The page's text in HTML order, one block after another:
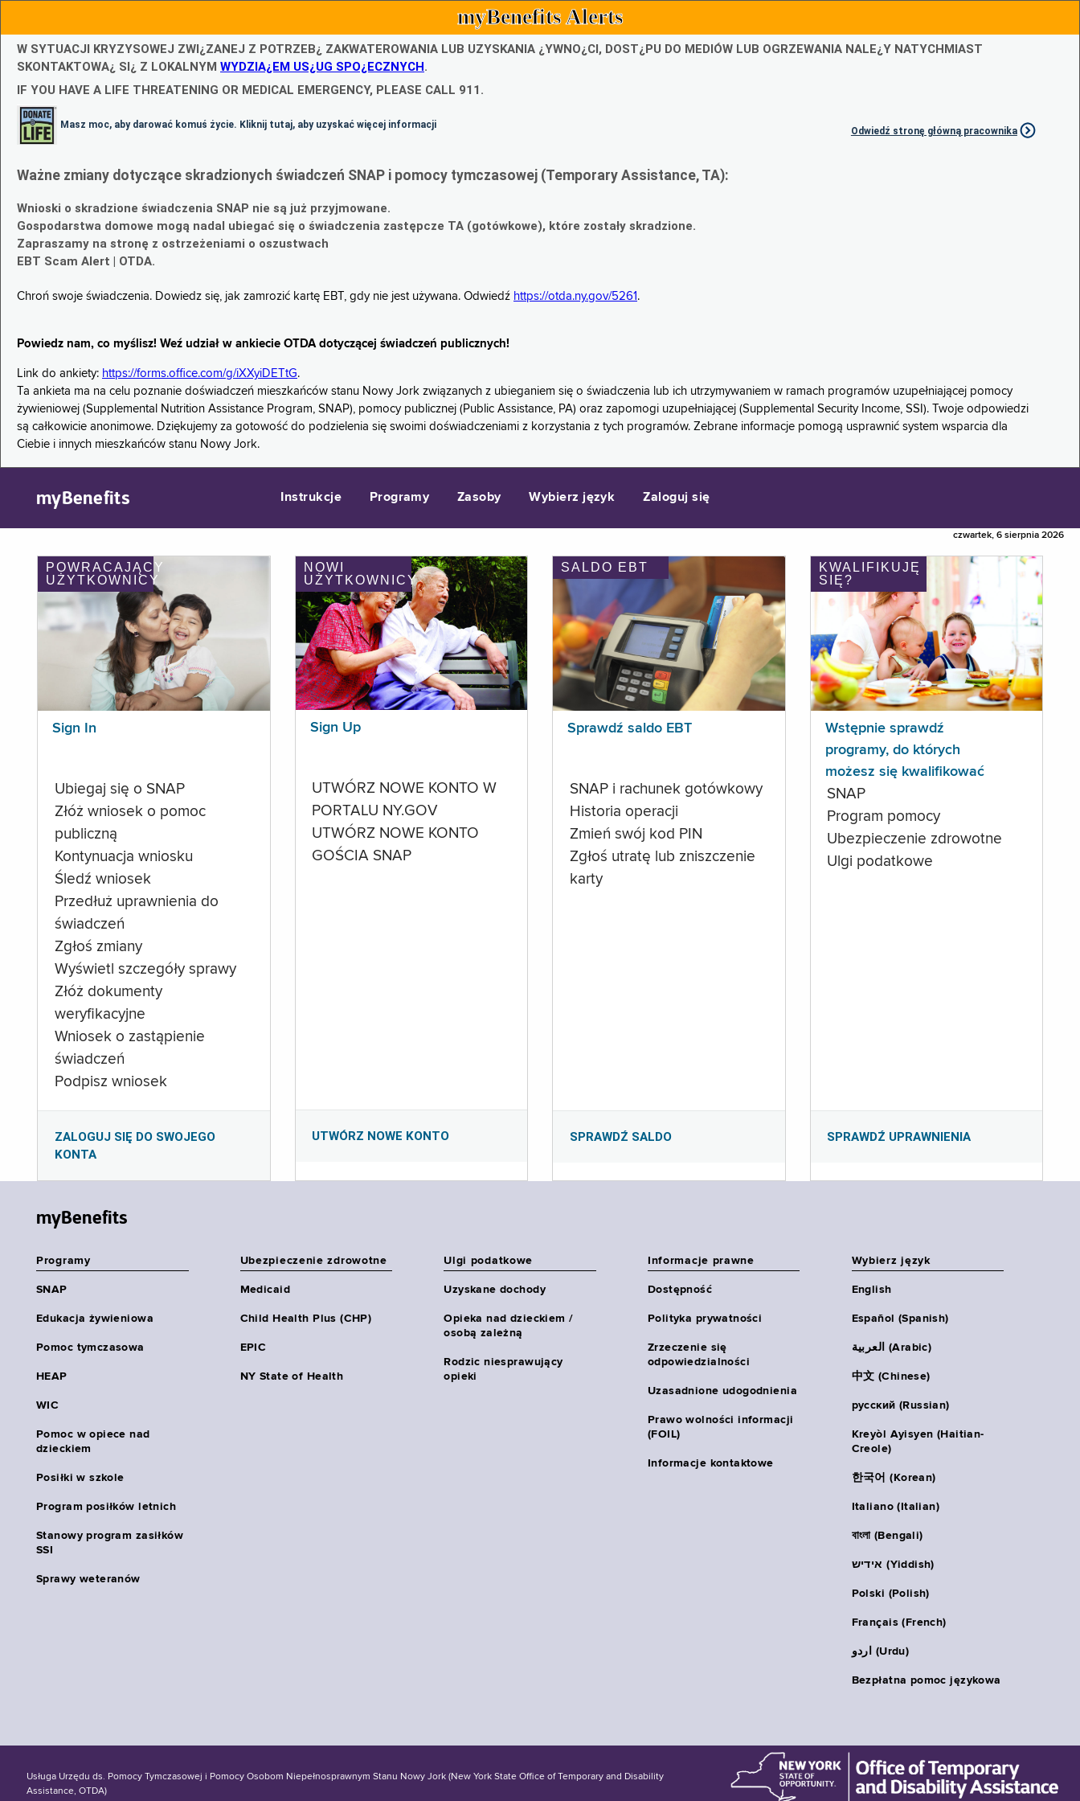
myBenefits Alerts
W SYTUACJI KRYZYSOWEJ ZWI¿ZANEJ Z POTRZEB¿ ZAKWATEROWANIA LUB UZYSKANIA ¿YWNO¿CI, DOST¿PU DO MEDIÓW LUB OGRZEWANIA NALE¿Y NATYCHMIAST
SKONTAKTOWA¿ SI¿ Z LOKALNYM WYDZIA¿EM US¿UG SPO¿ECZNYCH.
IF YOU HAVE A LIFE THREATENING OR MEDICAL EMERGENCY, PLEASE CALL 911.
Masz moc, aby darować komuś życie. Kliknij tutaj, aby uzyskać więcej informacji
Odwiedź stronę główną pracownika
Ważne zmiany dotyczące skradzionych świadczeń SNAP i pomocy tymczasowej (Temporary Assistance, TA):
Wnioski o skradzione świadczenia SNAP nie są już przyjmowane.
Gospodarstwa domowe mogą nadal ubiegać się o świadczenia zastępcze TA (gotówkowe), które zostały skradzione.
Zapraszamy na stronę z ostrzeżeniami o oszustwach
EBT Scam Alert | OTDA.
Chroń swoje świadczenia. Dowiedz się, jak zamrozić kartę EBT, gdy nie jest używana. Odwiedź https://otda.ny.gov/5261 .
Powiedz nam, co myślisz! Weź udział w ankiecie OTDA dotyczącej świadczeń publicznych!
Link do ankiety: https://forms.office.com/g/iXXyiDETtG.
Ta ankieta ma na celu poznanie doświadczeń mieszkańców stanu Nowy Jork związanych z ubieganiem się o świadczenia lub ich utrzymywaniem w ramach programów uzupełniającej pomocy
żywieniowej (Supplemental Nutrition Assistance Program, SNAP), pomocy publicznej (Public Assistance, PA) oraz zapomogi uzupełniającej (Supplemental Security Income, SSI). Twoje odpowiedzi
są całkowicie anonimowe. Dziękujemy za gotowość do podzielenia się swoimi doświadczeniami z korzystania z tych programów. Zebrane informacje pomogą usprawnić system wsparcia dla
Ciebie i innych mieszkańców stanu Nowy Jork.
myBenefits Instrukcje Programy Zasoby Wybierz język Zaloguj się
czwartek, 6 sierpnia 2026
POWRACAJĄCY
UŻYTKOWNICY
Sign In
Ubiegaj się o SNAP
Złóż wniosek o pomoc
publiczną
Kontynuacja wniosku
Śledź wniosek
Przedłuż uprawnienia do
świadczeń
Zgłoś zmiany
Wyświetl szczegóły sprawy
Złóż dokumenty
weryfikacyjne
Wniosek o zastąpienie
świadczeń
Podpisz wniosek
ZALOGUJ SIĘ DO SWOJEGO
KONTA
NOWI
UŻYTKOWNICY
Sign Up
UTWÓRZ NOWE KONTO W
PORTALU NY.GOV
UTWÓRZ NOWE KONTO
GOŚCIA SNAP
UTWÓRZ NOWE KONTO
SALDO EBT
Sprawdź saldo EBT
SNAP i rachunek gotówkowy
Historia operacji
Zmień swój kod PIN
Zgłoś utratę lub zniszczenie
karty
SPRAWDŹ SALDO
KWALIFIKUJĘ
SIĘ?
Wstępnie sprawdź
programy, do których
możesz się kwalifikować
SNAP
Program pomocy
Ubezpieczenie zdrowotne
Ulgi podatkowe
SPRAWDŹ UPRAWNIENIA
myBenefits
Programy
SNAP
Edukacja żywieniowa
Pomoc tymczasowa
HEAP
WIC
Pomoc w opiece nad
dzieckiem
Posiłki w szkole
Program posiłków letnich
Stanowy program zasiłków
SSI
Sprawy weteranów
Ubezpieczenie zdrowotne
Medicaid
Child Health Plus (CHP)
EPIC
NY State of Health
Ulgi podatkowe
Uzyskane dochody
Opieka nad dzieckiem /
osobą zależną
Rodzic niesprawujący
opieki
Informacje prawne
Dostępność
Polityka prywatności
Zrzeczenie się
odpowiedzialności
Uzasadnione udogodnienia
Prawo wolności informacji
(FOIL)
Informacje kontaktowe
Wybierz język
English
Español (Spanish)
العربية (Arabic)
中文 (Chinese)
русский (Russian)
Kreyòl Ayisyen (Haitian-
Creole)
한국어 (Korean)
Italiano (Italian)
বাংলা (Bengali)
אידיש (Yiddish)
Polski (Polish)
Français (French)
اردو (Urdu)
Bezpłatna pomoc językowa
Usługa Urzędu ds. Pomocy Tymczasowej i Pomocy Osobom Niepełnosprawnym Stanu Nowy Jork (New York State Office of Temporary and Disability
Assistance, OTDA)